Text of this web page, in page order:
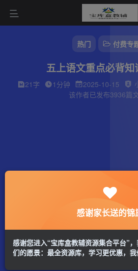
热门 付费专
五上语文重点必背
21字 1分钟 2025-10-15
该作者已发布3936篇
感谢家长送的锦
感谢您进入“宝库盒教辅资源集合平台”
们的愿景：最全资源库，学习更优惠，我